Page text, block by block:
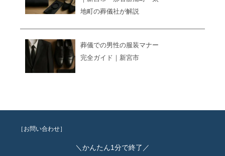
地町の葬儀社が解説
葬儀での男性の服装マナー
完全ガイド｜新宮市
［お問い合わせ］
＼かんたん1分で終了／